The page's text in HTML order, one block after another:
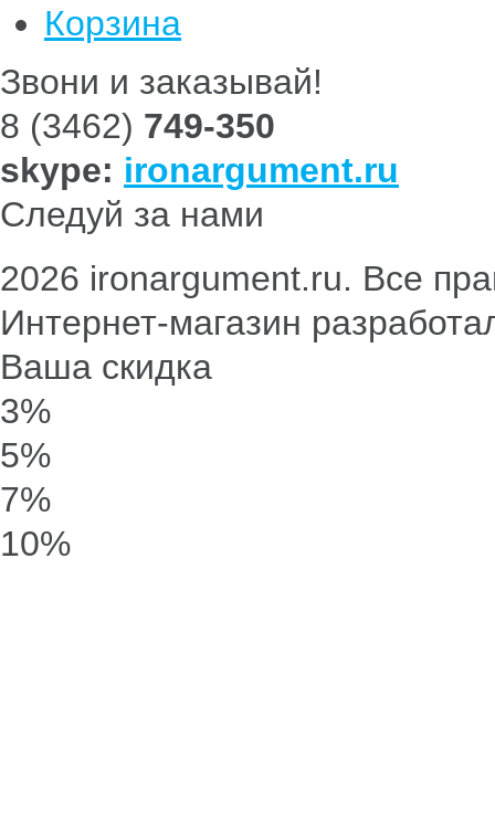
Корзина
Звони и заказывай!
8 (3462) 749-350
skype: ironargument.ru
Следуй за нами
2026 ironargument.ru. Все
Интернет-магазин
Ваша скидка
3%
5%
7%
10%